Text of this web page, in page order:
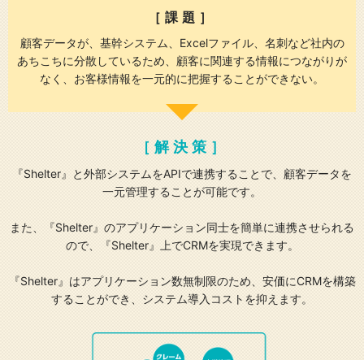
［課題］
顧客データが、基幹システム、Excelファイル、名刺など社内の
あちこちに分散しているため、 顧客に関連する情報につながりが
なく、お客様情報を一元的に把握することができない。
［解決策］
『Shelter』と外部システムをAPIで連携することで、顧客データを
一元管理することが可能です。
また、『Shelter』のアプリケーション同士を簡単に連携させられる
ので、『Shelter』上でCRMを実現できます。
『Shelter』はアプリケーション数無制限のため、安価にCRMを構築
することができ、システム導入コストを抑えます。